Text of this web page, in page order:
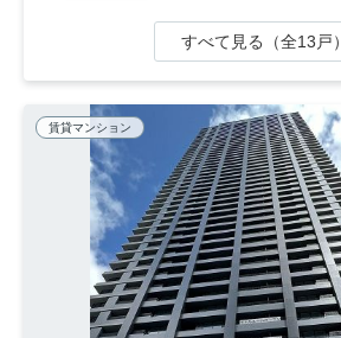
すべて見る（全13戸）
賃貸マンション